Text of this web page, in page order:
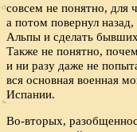
совсем не понятно, для
а потом повернул
Альпы и сделать
Также не понятно,
и ни разу даже не
вся основная военная
Испании.
Во-вторых,